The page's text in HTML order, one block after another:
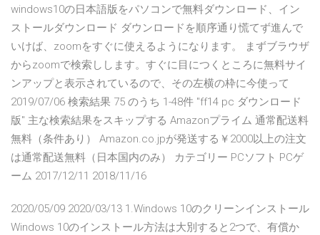
windows10の日本語版をパソコンで無料ダウンロード、イン
ストールダウンロード ダウンロードを順序通り慌てず進んで
いけば、zoomをすぐに使えるようになります。 まずブラウザ
からzoomで検索しします。すぐに目につくところに無料サイ
ンアップと表示されているので、その左横の枠に今使って
2019/07/06 検索結果 75 のうち 1-48件 "ff14 pc ダウンロード
版" 主な検索結果をスキップする Amazonプライム 通常配送料
無料（条件あり） Amazon.co.jpが発送する￥2000以上の注文
は通常配送無料（日本国内のみ） カテゴリー PCソフト PCゲ
ーム 2017/12/11 2018/11/16
2020/05/09 2020/03/13 1.Windows 10のクリーンインストール
Windows 10のインストール方法は大別すると2つで、有償か